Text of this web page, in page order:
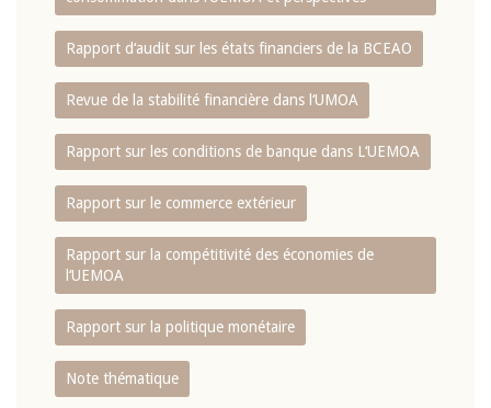
Rapport d‘audit sur les états financiers de la BCEAO
Revue de la stabilité financière dans l‘UMOA
Rapport sur les conditions de banque dans L‘UEMOA
Rapport sur le commerce extérieur
Rapport sur la compétitivité des économies de
l‘UEMOA
Rapport sur la politique monétaire
Note thématique